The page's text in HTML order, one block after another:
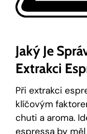
Jaký Je
Extrakci
Při extrakci
klíčovým
chuti a aroma.
espressa by